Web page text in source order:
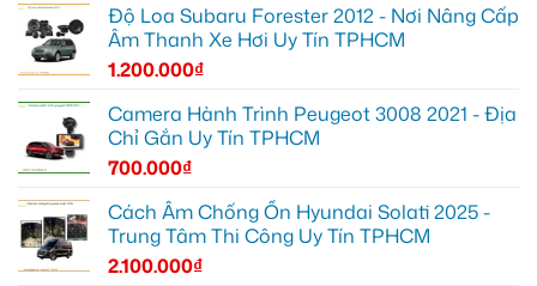
Độ Loa Subaru Forester 2012 - Nơi Nâng Cấp
Âm Thanh Xe Hơi Uy Tín TPHCM
1.200.000₫
Camera Hành Trình Peugeot 3008 2021 - Địa
Chỉ Gắn Uy Tín TPHCM
700.000₫
Cách Âm Chống Ồn Hyundai Solati 2025 -
Trung Tâm Thi Công Uy Tín TPHCM
2.100.000₫